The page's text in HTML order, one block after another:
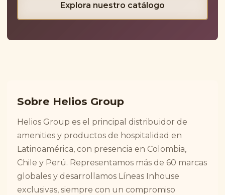
Explora nuestro catálogo
Sobre Helios Group
Helios Group es el principal distribuidor de
amenities y productos de hospitalidad en
Latinoamérica, con presencia en Colombia,
Chile y Perú. Representamos más de 60 marcas
globales y desarrollamos Líneas Inhouse
exclusivas, siempre con un compromiso